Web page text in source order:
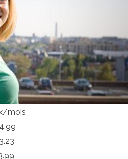
mois